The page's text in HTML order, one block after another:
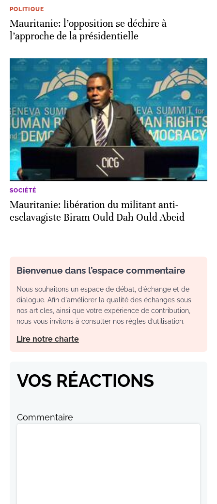
POLITIQUE
Mauritanie: l’opposition se déchire à
l’approche de la présidentielle
SOCIÉTÉ
Mauritanie: libération du militant anti-
esclavagiste Biram Ould Dah Ould Abeid
Bienvenue dans l’espace commentaire
Nous souhaitons un espace de débat, d’échange et de
dialogue. Afin d'améliorer la qualité des échanges sous
nos articles, ainsi que votre expérience de contribution,
nous vous invitons à consulter nos règles d’utilisation.
Lire notre charte
VOS RÉACTIONS
Commentaire